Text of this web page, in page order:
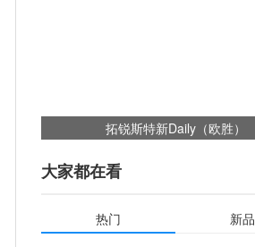
拓锐斯特新Daily（欧胜）
大家都在看
热门 新品